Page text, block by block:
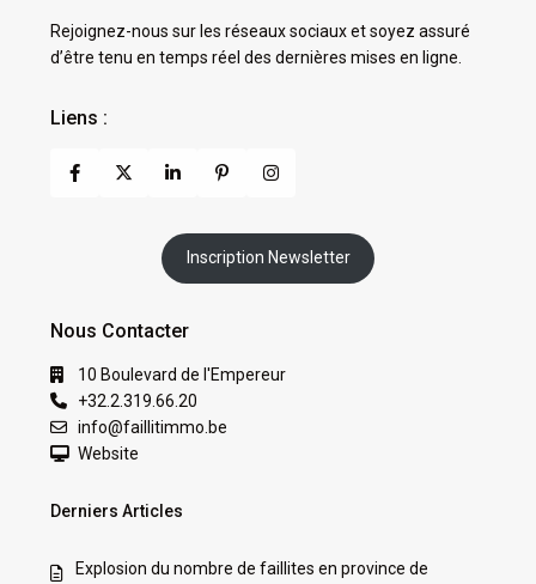
Rejoignez-nous sur les réseaux sociaux et soyez assuré
d’être tenu en temps réel des dernières mises en ligne.
Liens :
Inscription Newsletter
Nous Contacter
10 Boulevard de l'Empereur
+32.2.319.66.20
info@faillitimmo.be
Website
Derniers Articles
Explosion du nombre de faillites en province de